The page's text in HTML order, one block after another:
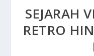
SEJARAH
RETRO